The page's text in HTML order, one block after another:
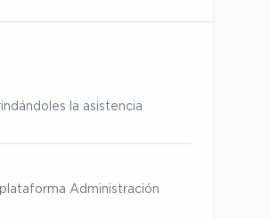
la asistencia
Administración